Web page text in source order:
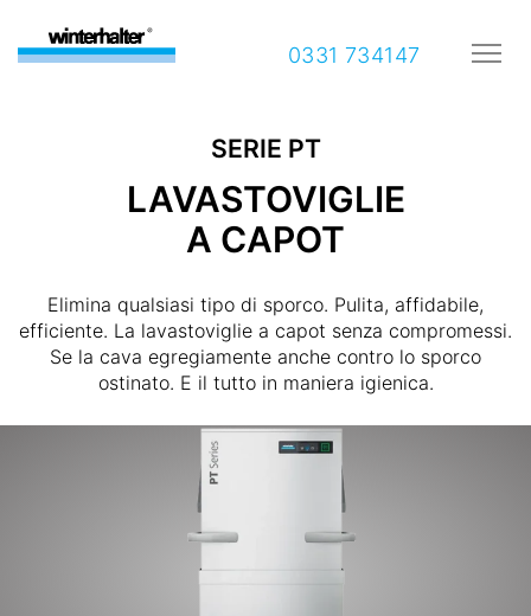
0331 734147
SERIE PT
LAVASTOVIGLIE
A CAPOT
Elimina qualsiasi tipo di sporco. Pulita, affidabile,
efficiente. La lavastoviglie a capot senza compromessi.
Se la cava egregiamente anche contro lo sporco
ostinato. E il tutto in maniera igienica.